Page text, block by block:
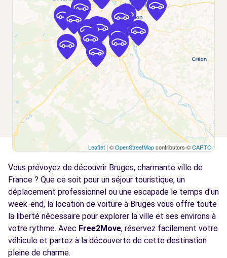
EYSINES, 33320
Voir l'agence
Free2move Rent - JW RENT - EYSINES
4.4 km
316 AVENUE TAILLAN MEDOC
EYSINES, 33320
Voir l'agence
Free2move Rent - BUHLER WEST
AUTOMOBILES - EYSINES (P)
4.4
km
316 AVENUE TAILLAN MEDOC
EYSINES, 33320
Voir l'agence
Free2move Rent - MECA MALIN -
MERIGNAC
km
Leaflet | ©OpenStreetMapcontributors ©CARTO
Vous prévoyez de découvrir Bruges, charmante ville de
France ? Que ce soit pour un séjour touristique, un
déplacement professionnel ou une escapade le temps d'un
week-end, la location de voiture à Bruges vous offre toute
la liberté nécessaire pour explorer la ville et ses environs à
votre rythme. Avec Free2Move, réservez facilement votre
véhicule et partez à la découverte de cette destination
pleine de charme.